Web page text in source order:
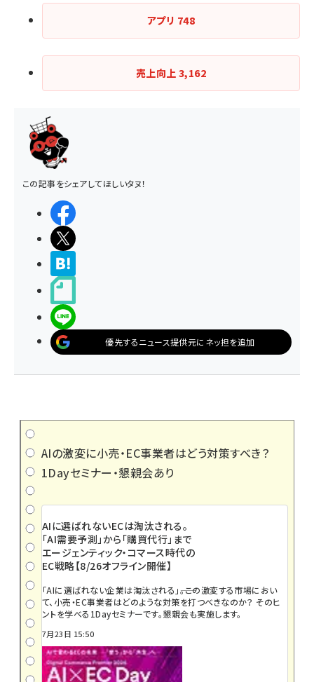
アプリ 748
売上向上 3,162
この記事をシェアしてほしいタヌ！
優先するニュース提供元にネッ担を追加
AIの激変に小売・EC事業者はどう対策すべき？
1Dayセミナー・懇親会あり
AIに選ばれないECは淘汰される。
「AI需要予測」から「購買代行」まで
エージェンティック・コマース時代の
EC戦略【8/26オフライン開催】
「AIに選ばれない企業は淘汰される」――。この激変する市場におい
て、小売・EC事業者はどのような対策を打つべきなのか？ そのヒ
ントを学べる1Dayセミナーです。懇親会も実施します。
7月23日 15:50